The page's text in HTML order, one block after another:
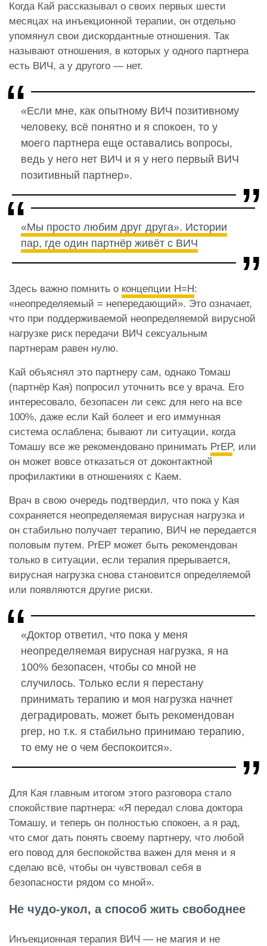
Когда Кай рассказывал о своих первых шести
месяцах на инъекционной терапии, он отдельно
упомянул свои дискордантные отношения. Так
называют отношения, в которых у одного партнера
есть ВИЧ, а у другого — нет.
«Если мне, как опытному ВИЧ позитивному
человеку, всё понятно и я спокоен, то у
моего партнера еще оставались вопросы,
ведь у него нет ВИЧ и я у него первый ВИЧ
позитивный партнер».
«Мы просто любим друг друга». Истории
пар, где один партнёр живёт с ВИЧ
Здесь важно помнить о концепции Н=Н:
«неопределяемый = непередающий». Это означает,
что при поддерживаемой неопределяемой вирусной
нагрузке риск передачи ВИЧ сексуальным
партнерам равен нулю.
Кай объяснял это партнеру сам, однако Томаш
(партнёр Кая) попросил уточнить все у врача. Его
интересовало, безопасен ли секс для него на все
100%, даже если Кай болеет и его иммунная
система ослаблена; бывают ли ситуации, когда
Томашу все же рекомендовано принимать PrEP, или
он может вовсе отказаться от доконтактной
профилактики в отношениях с Каем.
Врач в свою очередь подтвердил, что пока у Кая
сохраняется неопределяемая вирусная нагрузка и
он стабильно получает терапию, ВИЧ не передается
половым путем. PrEP может быть рекомендован
только в ситуации, если терапия прерывается,
вирусная нагрузка снова становится определяемой
или появляются другие риски.
«Доктор ответил, что пока у меня
неопределяемая вирусная нагрузка, я на
100% безопасен, чтобы со мной не
случилось. Только если я перестану
принимать терапию и моя нагрузка начнет
деградировать, может быть рекомендован
prep, но т.к. я стабильно принимаю терапию,
то ему не о чем беспокоится».
Для Кая главным итогом этого разговора стало
спокойствие партнера: «Я передал слова доктора
Томашу, и теперь он полностью спокоен, а я рад,
что смог дать понять своему партнеру, что любой
его повод для беспокойства важен для меня и я
сделаю всё, чтобы он чувствовал себя в
безопасности рядом со мной».
Не чудо-укол, а способ жить свободнее
Инъекционная терапия ВИЧ — не магия и не